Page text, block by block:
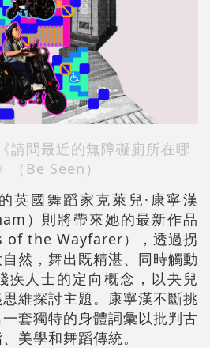
請問最近的無障礙廁所在哪
（Be Seen）
英國舞蹈家克萊兒·康寧漢
）則將帶來她的最新作品
of the Wayfarer），透過拐
然，舞出既精湛、同時觸動
疾人士的定向概念，以夬兒
思維探討主題。康寧漢不斷挑
套獨特的身體詞彙以批判古
美學和舞蹈傳統。